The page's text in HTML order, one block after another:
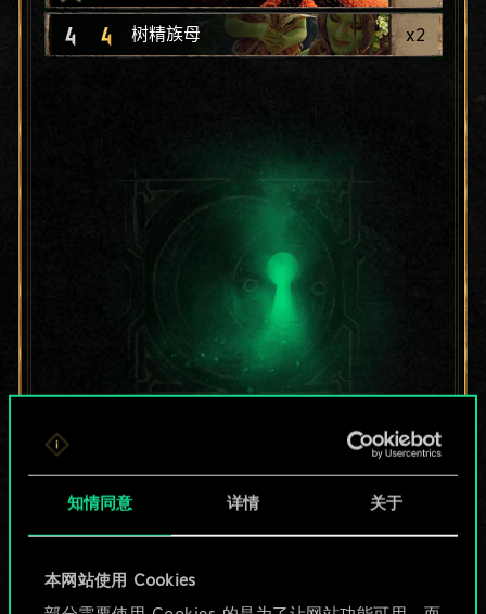
知情同意 详情 关于
本网站使用 Cookies
4 4 树精族母 x2
目前只是分享了一套
牌，但能做的不止这